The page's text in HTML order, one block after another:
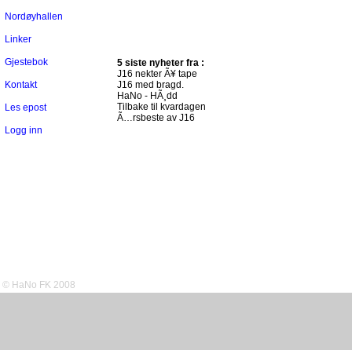
Nordøyhallen
Linker
Gjestebok
Kontakt
Les epost
Logg inn
5 siste nyheter fra :
J16 nekter Ã¥ tape
J16 med bragd.
HaNo - HÃ¸dd
Tilbake til kvardagen
Ã…rsbeste av J16
© HaNo FK 2008